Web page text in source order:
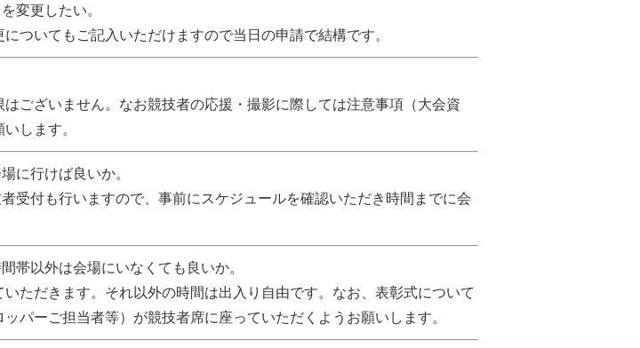
変更したい。
ついてもご記入いただけますので当日の申請で結構です。
ございません。なお競技者の応援・撮影に際しては注意事項（大会資
します。
に行けば良いか。
受付も行いますので、事前にスケジュールを確認いただき時間までに会
帯以外は会場にいなくても良いか。
ただきます。それ以外の時間は出入り自由です。なお、表彰式について
パーご担当者等）が競技者席に座っていただくようお願いします。